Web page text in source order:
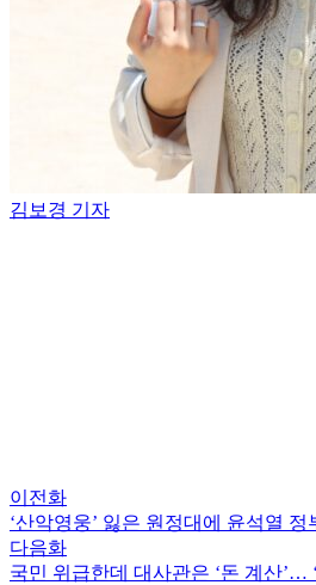
김보경 기자
이전화
‘산악영웅’ 잃은 원정대에 윤석열
다음화
국민 위급한데 대사관은 ‘돈 계산’…